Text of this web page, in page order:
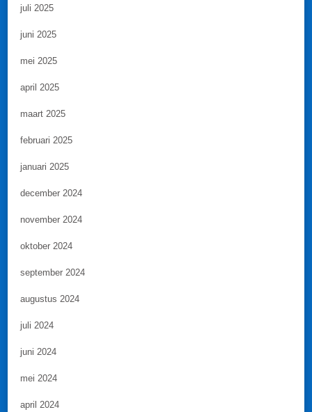
juli 2025
juni 2025
mei 2025
april 2025
maart 2025
februari 2025
januari 2025
december 2024
november 2024
oktober 2024
september 2024
augustus 2024
juli 2024
juni 2024
mei 2024
april 2024